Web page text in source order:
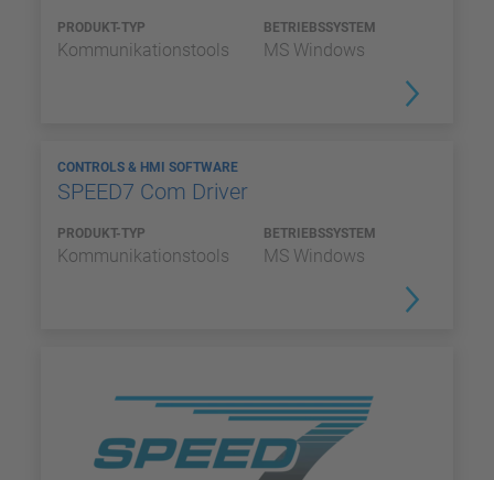
PRODUKT-TYP
Kommunikationstools
BETRIEBSSYSTEM
MS Windows
CONTROLS & HMI SOFTWARE
SPEED7 Com Driver
PRODUKT-TYP
Kommunikationstools
BETRIEBSSYSTEM
MS Windows